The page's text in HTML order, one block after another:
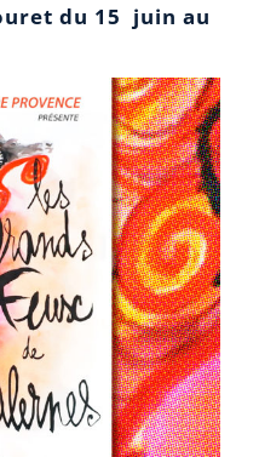
du 15 juin au